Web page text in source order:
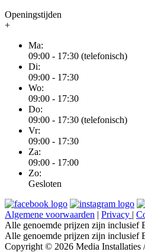
Openingstijden
+
Ma:
09:00 - 17:30 (telefonisch)
Di:
09:00 - 17:30
Wo:
09:00 - 17:30
Do:
09:00 - 17:30 (telefonisch)
Vr:
09:00 - 17:30
Za:
09:00 - 17:00
Zo:
Gesloten
Algemene voorwaarden | Privacy |
Alle genoemde prijzen zijn inclusief
Alle genoemde prijzen zijn inclusief
Copyright © 2026 Media